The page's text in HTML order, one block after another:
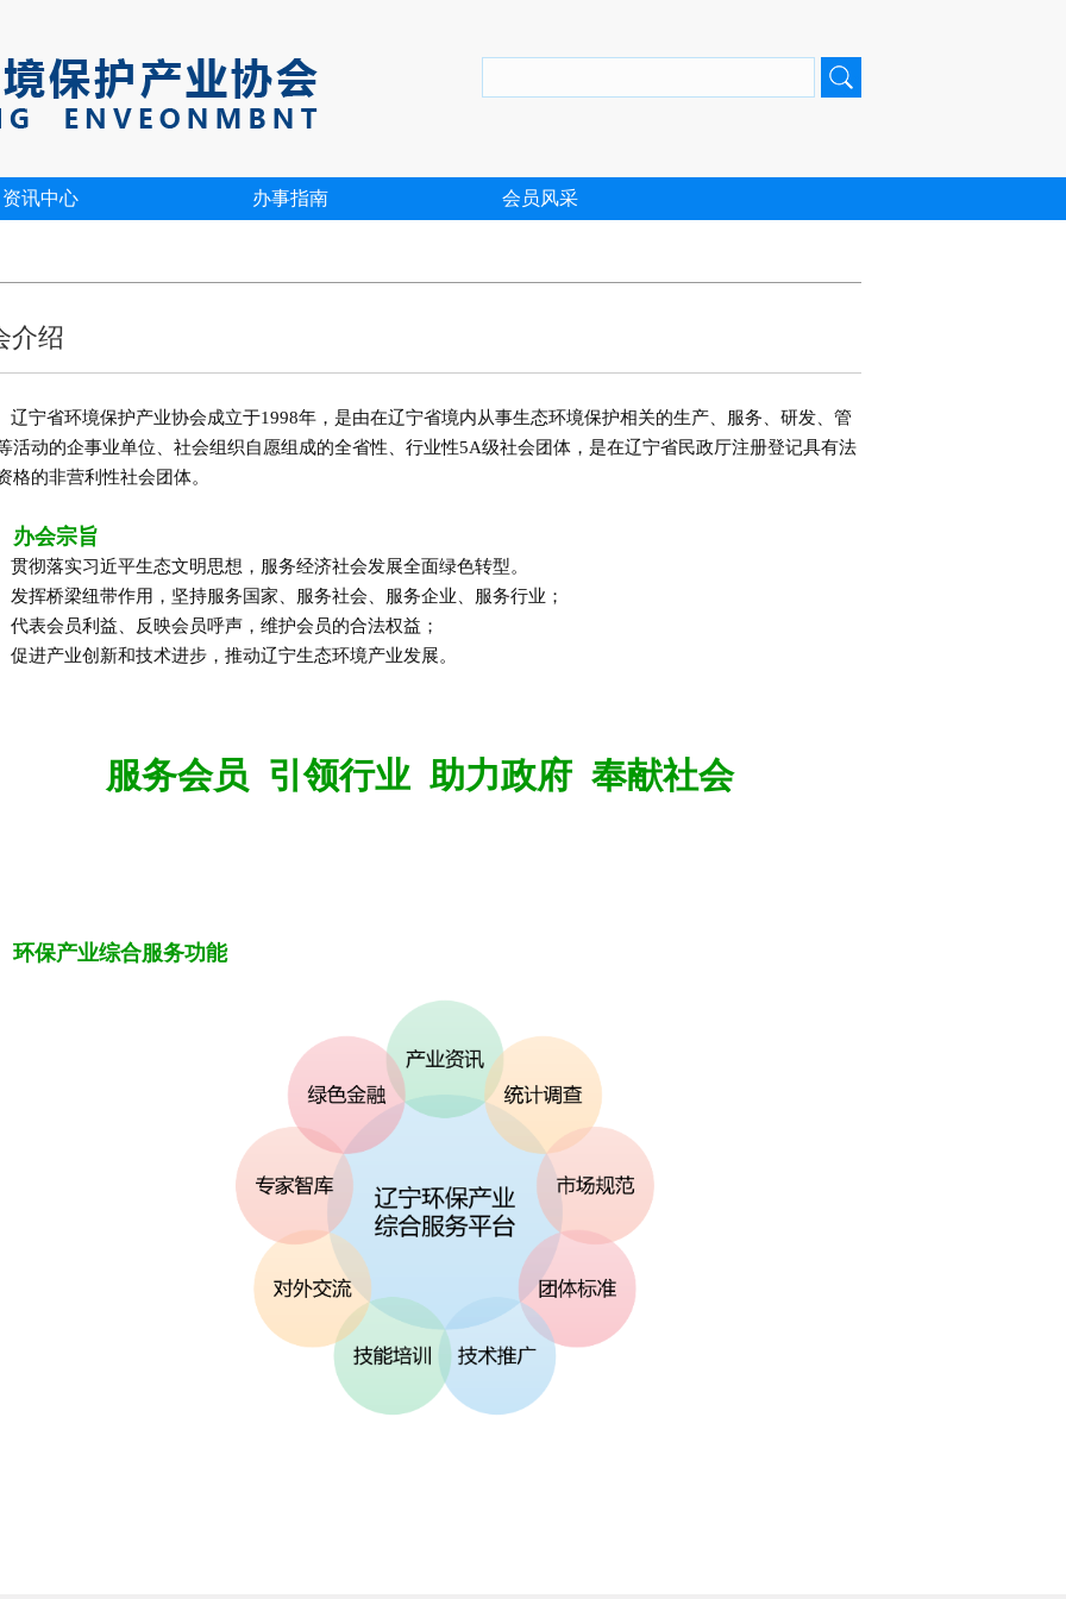
资讯中心 办事指南 会员风采
介绍
宁省环境保护产业协会成立于1998年，是由在辽宁省境内从事生态环境保护相关的生产、服务、研发、管
活动的企事业单位、社会组织自愿组成的全省性、行业性5A级社会团体，是在辽宁省民政厅注册登记具有法
格的非营利性社会团体。
办会宗旨
彻落实习近平生态文明思想，服务经济社会发展全面绿色转型。
挥桥梁纽带作用，坚持服务国家、服务社会、服务企业、服务行业；
表会员利益、反映会员呼声，维护会员的合法权益；
进产业创新和技术进步，推动辽宁生态环境产业发展。
服务会员 引领行业 助力政府 奉献社会
保产业综合服务功能